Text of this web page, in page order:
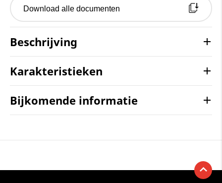
Download alle documenten
Beschrijving
Karakteristieken
Bijkomende informatie